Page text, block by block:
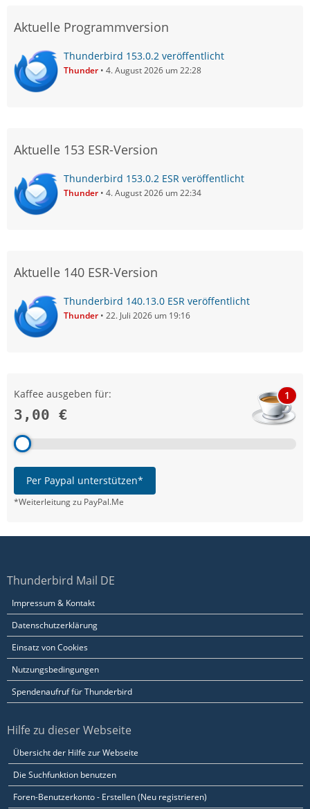
Aktuelle Programmversion
Thunderbird 153.0.2 veröffentlicht
Thunder 4. August 2026 um 22:28
Aktuelle 153 ESR-Version
Thunderbird 153.0.2 ESR veröffentlicht
Thunder 4. August 2026 um 22:34
Aktuelle 140 ESR-Version
Thunderbird 140.13.0 ESR veröffentlicht
Thunder 22. Juli 2026 um 19:16
Kaffee ausgeben für:
3,00 €
1
Per Paypal unterstützen*
*Weiterleitung zu PayPal.Me
Thunderbird Mail DE
Impressum & Kontakt
Datenschutzerklärung
Einsatz von Cookies
Nutzungsbedingungen
Spendenaufruf für Thunderbird
Hilfe zu dieser Webseite
Übersicht der Hilfe zur Webseite
Die Suchfunktion benutzen
Foren-Benutzerkonto - Erstellen (Neu registrieren)